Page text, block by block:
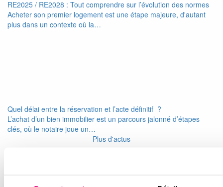
RE2025 / RE2028 : Tout comprendre sur l’évolution des normes
Acheter son premier logement est une étape majeure, d'autant
plus dans un contexte où la…
Quel délai entre la réservation et l’acte définitif ?
L’achat d’un bien immobilier est un parcours jalonné d’étapes
clés, où le notaire joue un…
Plus d'actus